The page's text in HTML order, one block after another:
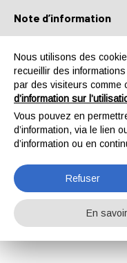
Français +33
Note d’information
Nous utilisons des
recueillir des
par des visiteurs comme
d’information sur
Vous pouvez en
d’information, via le lien
d’information ou en
Refuser
En